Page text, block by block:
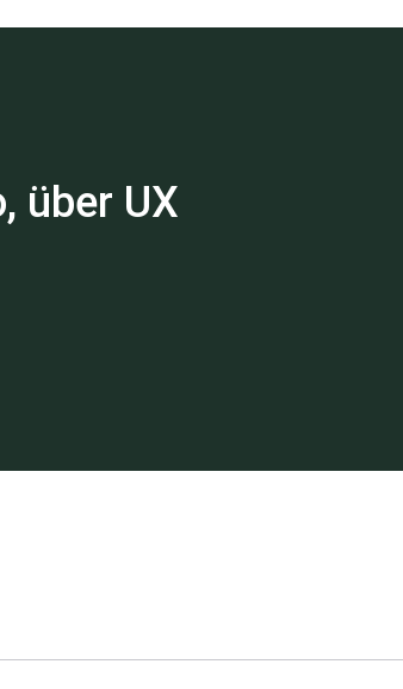
über UX